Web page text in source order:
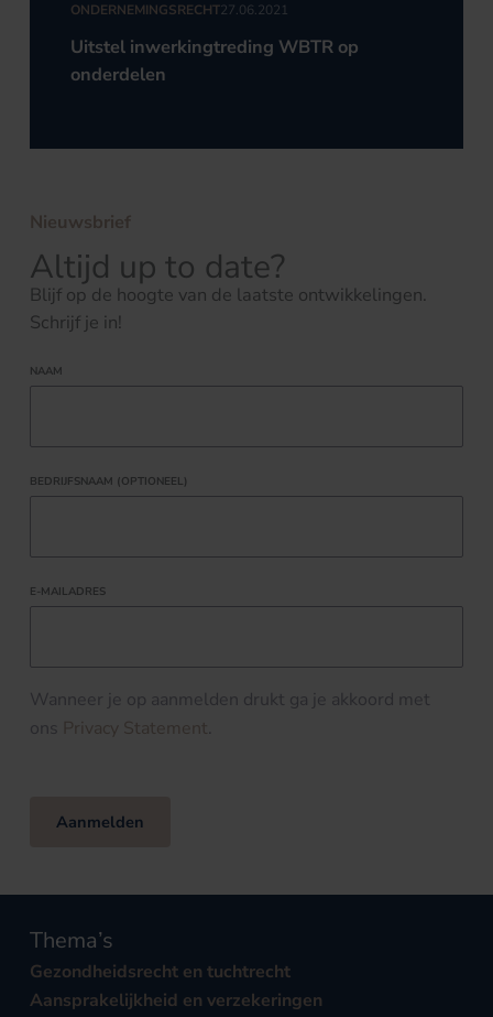
ONDERNEMINGSRECHT27.06.2021
Uitstel inwerkingtreding WBTR op
onderdelen
Nieuwsbrief
Altijd up to date?
Blijf op de hoogte van de laatste ontwikkelingen.
Schrijf je in!
NAAM
BEDRIJFSNAAM (OPTIONEEL)
E-MAILADRES
Wanneer je op aanmelden drukt ga je akkoord met
ons Privacy Statement.
Aanmelden
Thema’s
Gezondheidsrecht en tuchtrecht
Aansprakelijkheid en verzekeringen